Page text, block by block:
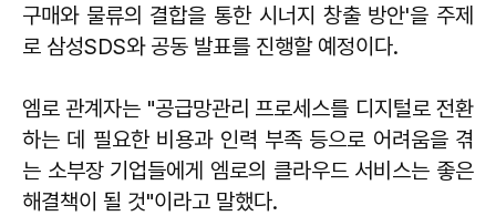
구매와 물류의 결합을 통한 시너지 창출 방안'을 주제
로 삼성SDS와 공동 발표를 진행할 예정이다.
엠로 관계자는 "공급망관리 프로세스를 디지털로 전환
하는 데 필요한 비용과 인력 부족 등으로 어려움을 겪
는 소부장 기업들에게 엠로의 클라우드 서비스는 좋은
해결책이 될 것"이라고 말했다.